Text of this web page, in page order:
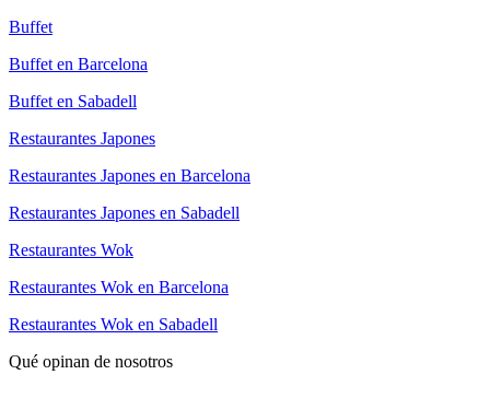
Buffet
Buffet en Barcelona
Buffet en Sabadell
Restaurantes Japones
Restaurantes Japones en Barcelona
Restaurantes Japones en Sabadell
Restaurantes Wok
Restaurantes Wok en Barcelona
Restaurantes Wok en Sabadell
Qué opinan de nosotros